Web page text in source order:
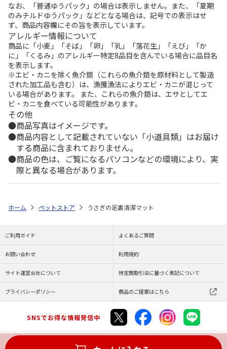
なお、「普通ゆうパック」の場合は表示しません。また、「夏期
のみチルドゆうパック」などとなる場合は、記号での表示はせ
ず、商品内容欄にその旨を表示しています。
アレルギー情報について
商品に「小麦」「そば」「卵」「乳」「落花生」「えび」「か
に」「くるみ」のアレルギー特定8品目を含んでいる場合に品目名
を表示します。
※エビ・カニを除く魚介類（これらの魚介類を原材料として製造
された加工品も含む）は、漁獲漁法によりエビ・カニが混じって
いる場合があります。 また、これらの魚介類は、エサとしてエ
ビ・カニを食べている可能性があります。
その他
商品写真はイメージです。
商品内容として記載されていない「小道具類」はお届け
する商品に含まれておりません。
商品の色は、ご覧になるパソコンなどの環境により、実
際と異なる場合があります。
ホーム ペットストア うさぎの足裏清潔マット
ご利用ガイド よくあるご質問
お問い合わせ 利用規約
サイト運営会社について 特定商取引法に基づく表記について
プライバシーポリシー 商品のご提案はこちら
SNSでお得な情報発信中